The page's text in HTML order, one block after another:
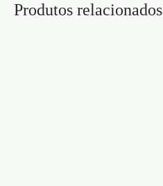
Produtos relacionados